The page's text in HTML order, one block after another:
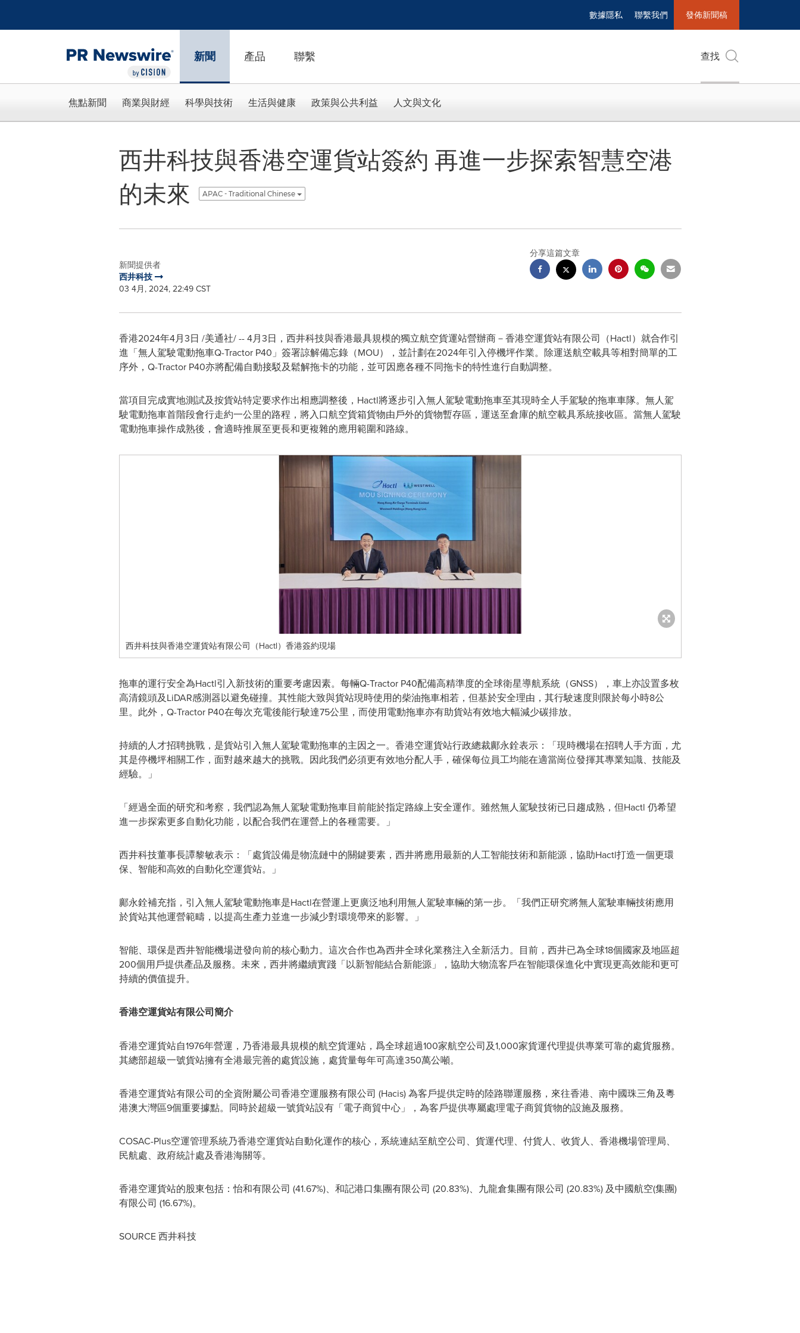
數據隱私 聯繫我們 發佈新聞稿
新聞 產品 聯繫 查找
焦點新聞 商業與財經 科學與技術 生活與健康 政策與公共利益 人文與文化
西井科技與香港空運貨站簽約 再進一步探索智慧空港
的未來
APAC - Traditional Chinese
新聞提供者
西井科技
03 4月, 2024, 22:49 CST
分享這篇文章
香港2024年4月3日 /美通社/ -- 4月3日，西井科技與香港最具規模的獨立航空貨運站營辦商－香港空運貨站有限公司（Hactl）就合作引
進「無人駕駛電動拖車Q-Tractor P40」簽署諒解備忘錄（MOU），並計劃在2024年引入停機坪作業。除運送航空載具等相對簡單的工
序外，Q-Tractor P40亦將配備自動接駁及鬆解拖卡的功能，並可因應各種不同拖卡的特性進行自動調整。
當項目完成實地測試及按貨站特定要求作出相應調整後，Hactl將逐步引入無人駕駛電動拖車至其現時全人手駕駛的拖車車隊。無人駕
駛電動拖車首階段會行走約一公里的路程，將入口航空貨箱貨物由戶外的貨物暫存區，運送至倉庫的航空載具系統接收區。當無人駕駛
電動拖車操作成熟後，會適時推展至更長和更複雜的應用範圍和路線。
西井科技與香港空運貨站有限公司（Hactl）香港簽約現場
拖車的運行安全為Hactl引入新技術的重要考慮因素。每輛Q-Tractor P40配備高精準度的全球衛星導航系統（GNSS），車上亦設置多枚
高清鏡頭及LiDAR感測器以避免碰撞。其性能大致與貨站現時使用的柴油拖車相若，但基於安全理由，其行駛速度則限於每小時8公
里。此外，Q-Tractor P40在每次充電後能行駛達75公里，而使用電動拖車亦有助貨站有效地大幅減少碳排放。
持續的人才招聘挑戰，是貨站引入無人駕駛電動拖車的主因之一。香港空運貨站行政總裁鄺永銓表示：「現時機場在招聘人手方面，尤
其是停機坪相關工作，面對越來越大的挑戰。因此我們必須更有效地分配人手，確保每位員工均能在適當崗位發揮其專業知識、技能及
經驗。」
「經過全面的研究和考察，我們認為無人駕駛電動拖車目前能於指定路線上安全運作。雖然無人駕駛技術已日趨成熟，但Hactl 仍希望
進一步探索更多自動化功能，以配合我們在運營上的各種需要。」
西井科技董事長譚黎敏表示：「處貨設備是物流鏈中的關鍵要素，西井將應用最新的人工智能技術和新能源，協助Hactl打造一個更環
保、智能和高效的自動化空運貨站。」
鄺永銓補充指，引入無人駕駛電動拖車是Hactl在營運上更廣泛地利用無人駕駛車輛的第一步。「我們正研究將無人駕駛車輛技術應用
於貨站其他運營範疇，以提高生產力並進一步減少對環境帶來的影響。」
智能、環保是西井智能機場迸發向前的核心動力。這次合作也為西井全球化業務注入全新活力。目前，西井已為全球18個國家及地區超
200個用戶提供產品及服務。未來，西井將繼續實踐「以新智能結合新能源」，協助大物流客戶在智能環保進化中實現更高效能和更可
持續的價值提升。
香港空運貨站有限公司簡介
香港空運貨站自1976年營運，乃香港最具規模的航空貨運站，爲全球超過100家航空公司及1,000家貨運代理提供專業可靠的處貨服務。
其總部超級一號貨站擁有全港最完善的處貨設施，處貨量每年可高達350萬公噸。
香港空運貨站有限公司的全資附屬公司香港空運服務有限公司 (Hacis) 為客戶提供定時的陸路聯運服務，來往香港、南中國珠三角及粵
港澳大灣區9個重要據點。同時於超級一號貨站設有「電子商貿中心」，為客戶提供專屬處理電子商貿貨物的設施及服務。
COSAC-Plus空運管理系統乃香港空運貨站自動化運作的核心，系統連結至航空公司、貨運代理、付貨人、收貨人、香港機場管理局、
民航處、政府統計處及香港海關等。
香港空運貨站的股東包括：怡和有限公司 (41.67%)、和記港口集團有限公司 (20.83%)、九龍倉集團有限公司 (20.83%) 及中國航空(集團)
有限公司 (16.67%)。
SOURCE 西井科技